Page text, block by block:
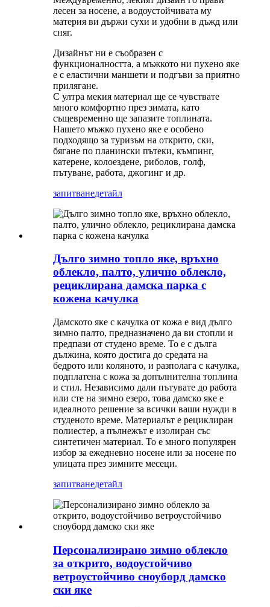
лесен за носене, а водоустойчивата му
материя ви държи сухи и удобни в дъжд или
сняг.
Дизайнът ни е съобразен с
функционалността, а мъжкото ни пухено яке
е с еластични маншети и подгъви за приятно
прилягане.
С ултра мекия материал ще се чувствате
много комфортно през зимата, като
същевременно ще запазите топлината.
Нашето мъжко пухено яке е особено
подходящо за туризъм на открито, ски,
бягане по планински пътеки, къмпинг,
катерене, колоездене, риболов, голф,
пътуване, работа, джогинг и др.
запитванедетайл
Дълго зимно топло яке, връхно
облекло, палто, улично облекло,
рециклирана дамска парка с
кожена качулка
Дамското яке с качулка от кожа е вид дълго
зимно палто, предназначено да ви стопли и
предпази от студено време. То е с дълга
дължина, която достига до средата на
бедрото или коляното, и разполага с качулка,
подплатена с кожа за допълнителна топлина
и стил. Независимо дали пътувате до работа
или сте на зимно езеро, това дамско яке е
идеалното решение за всички ваши нужди в
студеното време. Материалът е рециклиран
полиестер, а пълнежът е изолиран със
синтетичен материал. То е много популярен
избор за ежедневно носене или за носене по
улицата през зимните месеци.
запитванедетайл
Персонализирано зимно облекло
за открито, водоустойчиво
ветроустойчиво сноуборд дамско
ски яке